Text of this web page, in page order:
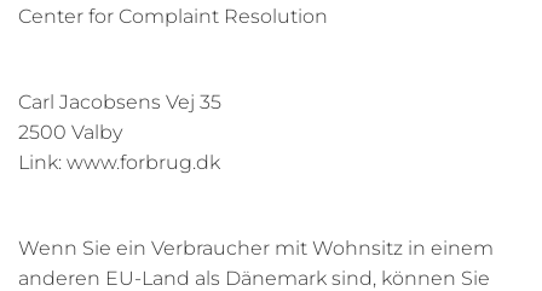
Center for Complaint Resolution
Carl Jacobsens Vej 35
2500 Valby
Link: www.forbrug.dk
Wenn Sie ein Verbraucher mit Wohnsitz in einem
anderen EU-Land als Dänemark sind, können Sie